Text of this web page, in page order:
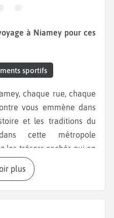
sportifs
vous emmène dans
et les traditions du
cette métropole
les trésors cachés qui en
unique en son genre.
au Grand Marché
les étals regorgent de
plus